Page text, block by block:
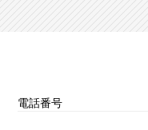
電話番号